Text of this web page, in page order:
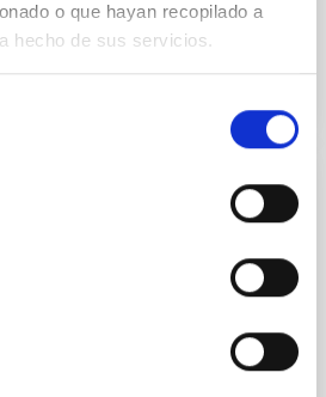
o que hayan recopilado a
hecho de sus servicios.
de investigadores, en el que
Jonay González y Carlos...